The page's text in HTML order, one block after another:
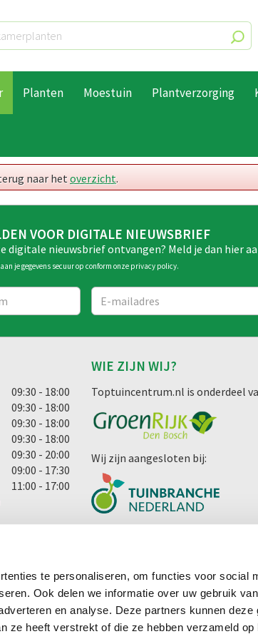
te personaliseren, om functies voor social
Ook delen we informatie over uw gebruik
en analyse. Deze partners kunnen deze
ze heeft verstrekt of die ze hebben verzameld op
Planten Moestuin Plantverzorging
naar hetoverzicht.
VOOR DIGITALE NIEUWSBRIEF
digitale nieuwsbrief ontvangen? Meld je dan hier
je gegevens secuur op conform onze privacy policy.
09:30 - 18:00
09:30 - 18:00
09:30 - 18:00
09:30 - 18:00
09:30 - 20:00
09:00 - 17:30
11:00 - 17:00
WIE ZIJN WIJ?
Toptuincentrum.nl is onderdeel
Wij zijn aangesloten bij: